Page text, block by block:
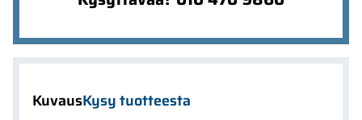
KuvausKysy tuotteesta